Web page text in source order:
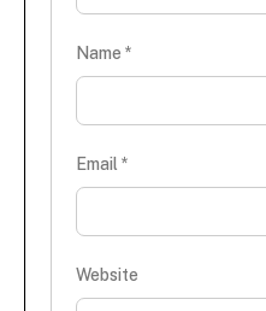
Name *
Email *
Website